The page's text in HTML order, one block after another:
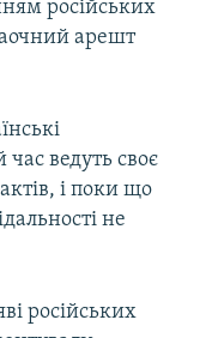
російських
арешт
ведуть своє
і поки що
не
російських